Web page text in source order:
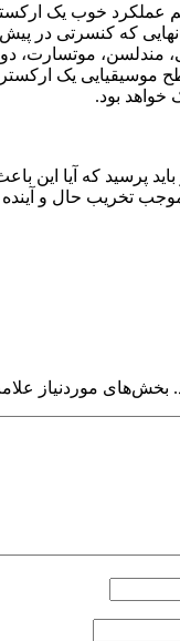
عملکرد خوب یک
که کنسرتی در
مندلسن، موتسارت،
موسیقیایی یک
خواهد بود.
پرسید که آیا این
موجب تخریب حال و
بخش‌های موردنیاز